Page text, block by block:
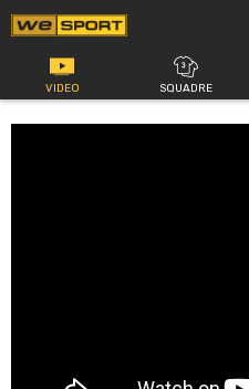
Vai
al
contenuto
VIDEO SQUADRE